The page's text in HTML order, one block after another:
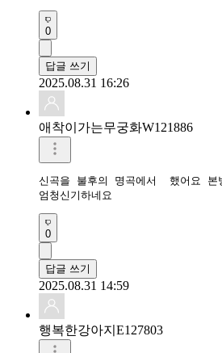
0
답글 쓰기
2025.08.31 16:26
애착이가는무궁화W121886
신곡을 불후의 명곡에서  했어요
엄청신기하네요
0
답글 쓰기
2025.08.31 14:59
행복한강아지E127803